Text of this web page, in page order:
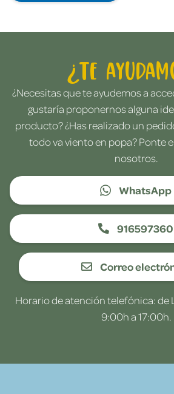
¿Te
¿Necesitas que te ayudemos a
gustaría proponernos alguna
producto? ¿Has realizado un
todo va viento en popa? Ponte
nosotros.
WhatsApp
916597360
Correo
Horario de atención telefónica: de
9:00h a 17:00h.